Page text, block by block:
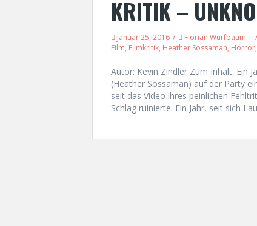
KRITIK –
Januar 25, 2016 Florian Wurfbaum
Film, Filmkritik, Heather Sossaman, Horror,
Autor: Kevin Zindler Zum Inhalt: Ein
(Heather Sossaman) auf der Party
seit das Video ihres peinlichen
Schlag ruinierte. Ein Jahr, seit sich